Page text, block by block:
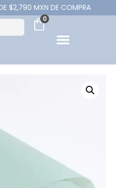
$2,790 MXN DE COMPRA
0